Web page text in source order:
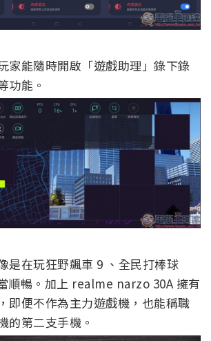
家能隨時開啟「遊戲助理」錄下錄
功能。
是在玩狂野飆車 9 、全民打棒球
順暢。加上 realme narzo 30A 擁有
即便不作為主力遊戲機，也能稱職
的第二支手機。